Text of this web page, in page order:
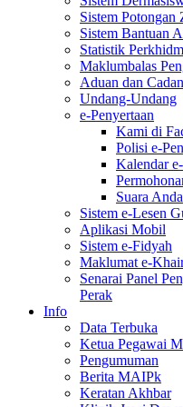
Sistem Potongan
Sistem Bantuan
Statistik
Maklumbalas
Aduan dan
Undang-Undang
e-Penyertaan
Kami di
Polisi e-
Kalendar
Suara Anda
Sistem e-Lesen
Aplikasi Mobil
Sistem e-Fidyah
Maklumat e-
Senarai Panel
Perak
Info
Data Terbuka
Ketua Pegawai
Pengumuman
Berita MAIPk
Keratan Akhbar